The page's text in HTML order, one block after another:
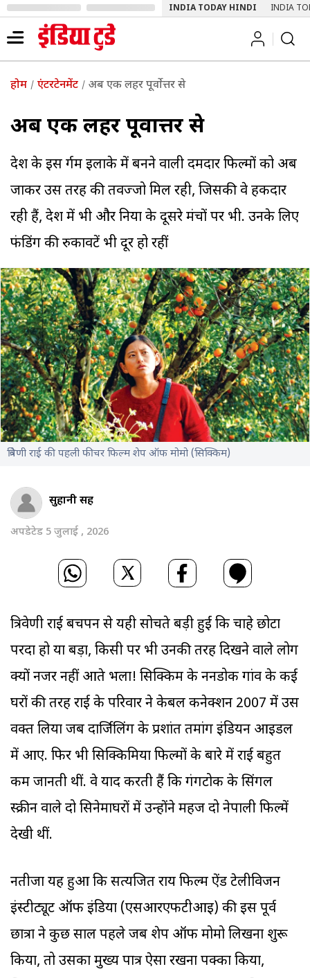
INDIA TODAY HINDI INDIA
होम एंटरटेनमेंट अब एक लहर पूर्वोत्तर से
अब एक लहर पूर्वोत्तर से
देश के इस दुर्गम इलाके में बनने वाली दमदार फिल्मों को अब
जाकर उस तरह की तवज्जो मिल रही, जिसकी वे हकदार
रही हैं, देश में भी और दुनिया के दूसरे मंचों पर भी. उनके लिए
फंडिंग की रुकावटें भी दूर हो रहीं
त्रिवेणी राई की पहली फीचर फिल्म शेप ऑफ मोमो (सिक्किम)
सुहानी सिंह
अपडेटेड 5 जुलाई , 2026
त्रिवेणी राई बचपन से यही सोचते बड़ी हुईं कि चाहे छोटा
परदा हो या बड़ा, किसी पर भी उनकी तरह दिखने वाले लोग
क्यों नजर नहीं आते भला! सिक्किम के ननडोक गांव के कई
घरों की तरह राई के परिवार ने केबल कनेक्शन 2007 में उस
वक्त लिया जब दार्जिलिंग के प्रशांत तमांग इंडियन आइडल
में आए. फिर भी सिक्किमिया फिल्मों के बारे में राई बहुत
कम जानती थीं. वे याद करती हैं कि गंगटोक के सिंगल
स्क्रीन वाले दो सिनेमाघरों में उन्होंने महज दो नेपाली फिल्में
देखी थीं.
नतीजा यह हुआ कि सत्यजित राय फिल्म ऐंड टेलीविजन
इंस्टीट्यूट ऑफ इंडिया (एसआरएफटीआइ) की इस पूर्व
छात्रा ने कुछ साल पहले जब शेप ऑफ मोमो लिखना शुरू
किया, तो उसका मुख्य पात्र ऐसा रखना पक्का किया,